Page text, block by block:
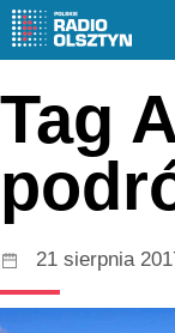
Tag
21 sierpnia